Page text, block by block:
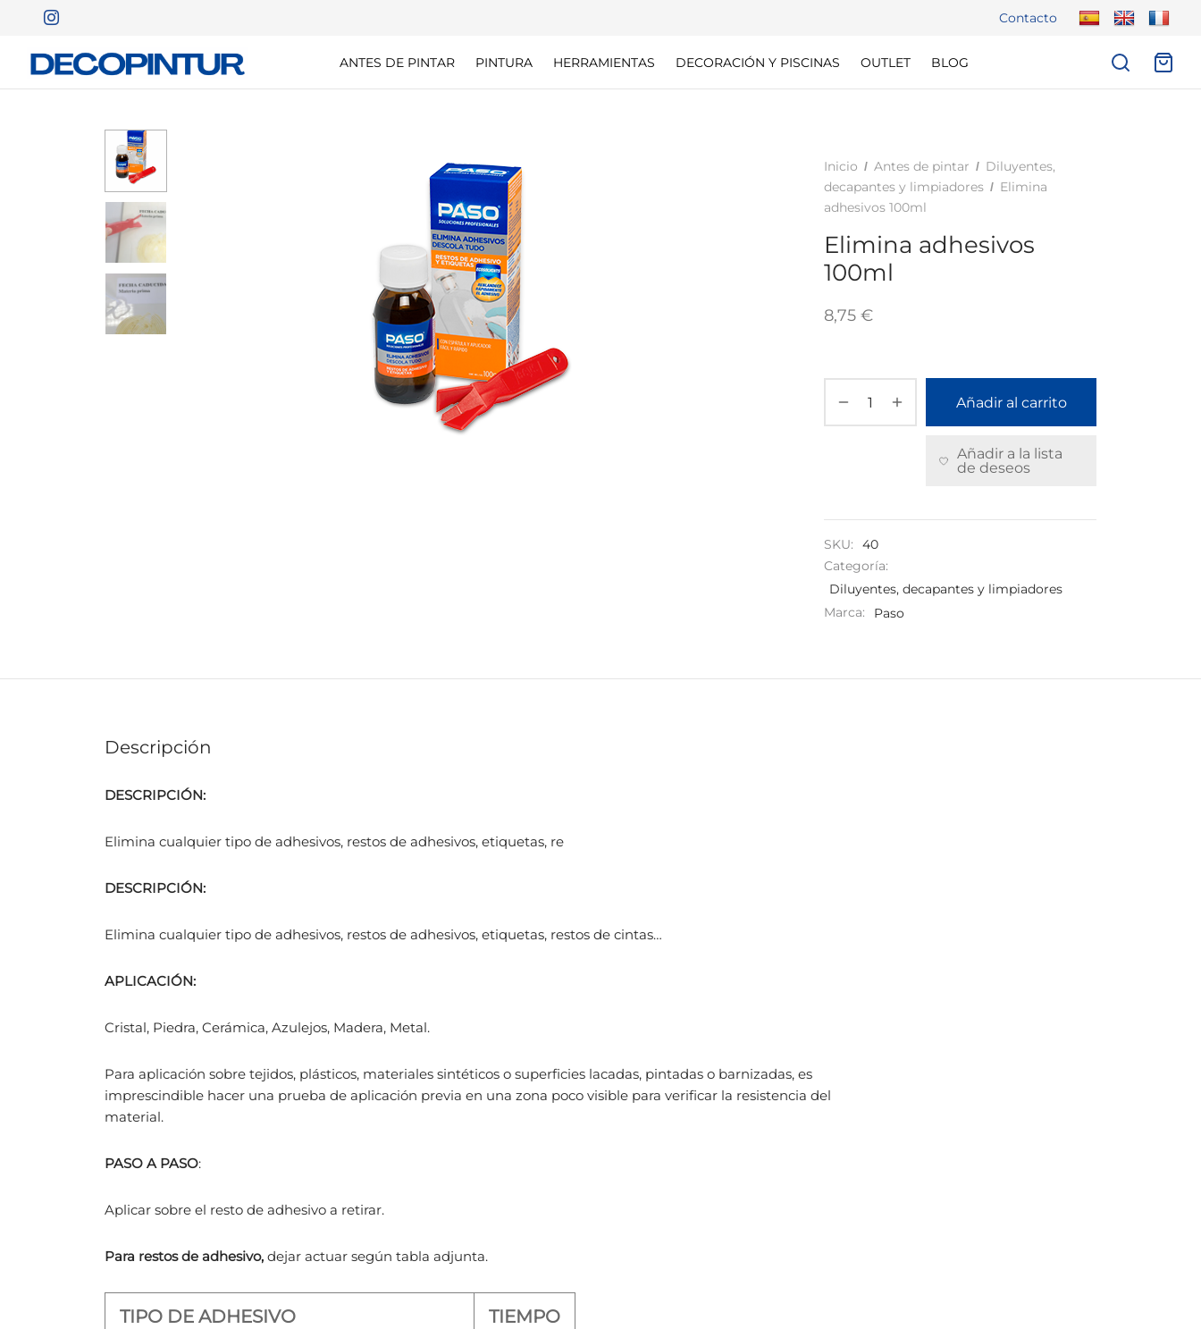
Contacto
ANTES DE PINTAR PINTURA HERRAMIENTAS DECORACIÓN Y PISCINAS OUTLET BLOG
Inicio / Antes de pintar / Diluyentes,
decapantes y limpiadores / Elimina
adhesivos 100ml
Elimina adhesivos
100ml
8,75 €
Añadir al carrito
Añadir a la lista
de deseos
SKU:
40
Categoría:
Diluyentes, decapantes y limpiadores
Marca:
Paso
Descripción
DESCRIPCIÓN:
Elimina cualquier tipo de adhesivos, restos de adhesivos, etiquetas, re
DESCRIPCIÓN:
Elimina cualquier tipo de adhesivos, restos de adhesivos, etiquetas, restos de cintas…
APLICACIÓN:
Cristal, Piedra, Cerámica, Azulejos, Madera, Metal.
Para aplicación sobre tejidos, plásticos, materiales sintéticos o superficies lacadas, pintadas o barnizadas, es
imprescindible hacer una prueba de aplicación previa en una zona poco visible para verificar la resistencia del
material.
PASO A PASO:
Aplicar sobre el resto de adhesivo a retirar.
Para restos de adhesivo, dejar actuar según tabla adjunta.
TIPO DE ADHESIVO TIEMPO